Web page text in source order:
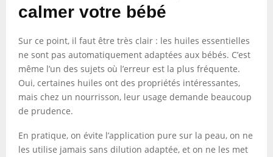
calmer votre bébé
Sur ce point, il faut être très clair : les huiles essentielles
ne sont pas automatiquement adaptées aux bébés. C’est
même l’un des sujets où l’erreur est la plus fréquente.
Oui, certaines huiles ont des propriétés intéressantes,
mais chez un nourrisson, leur usage demande beaucoup
de prudence.
En pratique, on évite l’application pure sur la peau, on ne
les utilise jamais sans dilution adaptée, et on ne les met